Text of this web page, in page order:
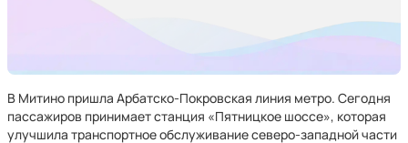
В Митино пришла Арбатско-Покровская линия метро. Сегодня
пассажиров принимает станция «Пятницкое шоссе», которая
улучшила транспортное обслуживание северо-западной части